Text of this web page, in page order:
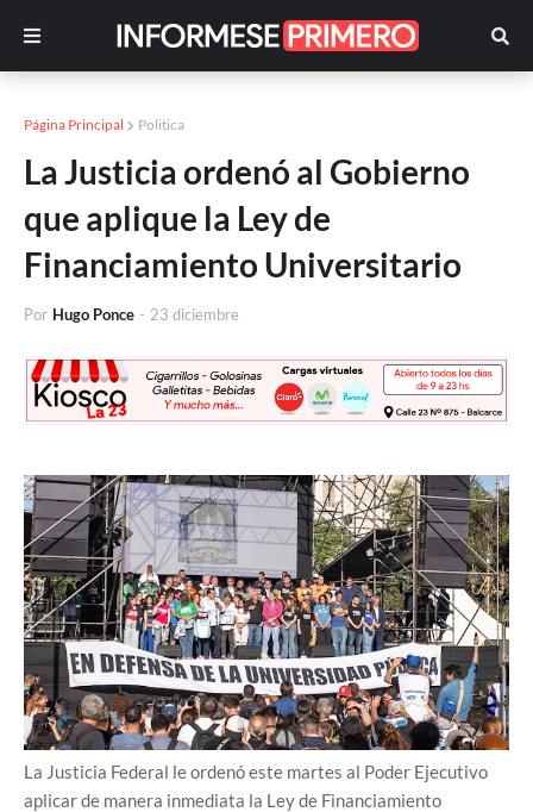
Página Principal Politica
La Justicia ordenó al Gobierno
que aplique la Ley de
Financiamiento Universitario
Por Hugo Ponce - 23 diciembre
La Justicia Federal le ordenó este martes al Poder Ejecutivo
aplicar de manera inmediata la Ley de Financiamiento